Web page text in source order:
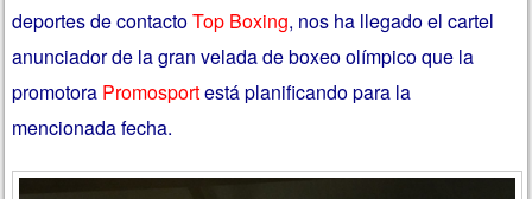
deportes de contactoTop Boxing, nos ha llegado el cartel
anunciador de la gran velada de boxeo olímpico que la
promotora Promosportestá planificando para la
mencionada fecha.